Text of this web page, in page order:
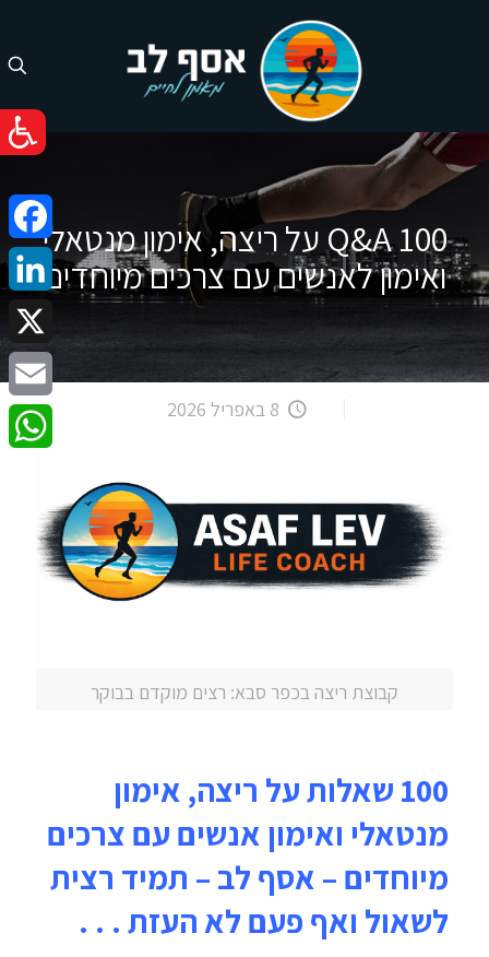
100 Q&A על ריצה, אימון מנטאלי
ואימון לאנשים עם צרכים מיוחדים
8 באפריל 2026
קבוצת ריצה בכפר סבא: רצים מוקדם בבוקר
100 שאלות על ריצה, אימון
מנטאלי ואימון אנשים עם צרכים
מיוחדים – אסף לב – תמיד רצית
לשאול ואף פעם לא העזת . . .
X
Email